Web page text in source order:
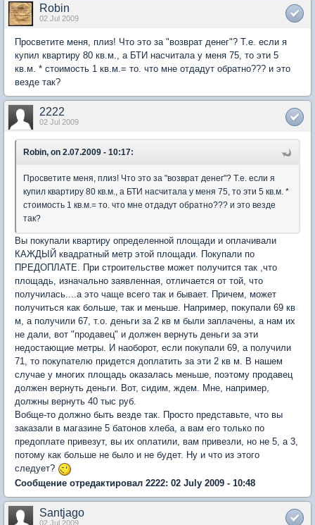
Robin
02 Jul 2009
Просветите меня, плиз! Что это за "возврат денег"? Т.е. если я
купил квартиру 80 кв.м., а БТИ насчитала у меня 75, то эти 5
кв.м. * стоимость 1 кв.м.= то. что мне отдадут обратно??? и это
везде так?
2222
02 Jul 2009
Robin, on 2.07.2009 - 10:17:
Просветите меня, плиз! Что это за "возврат денег"? Т.е. если я
купил квартиру 80 кв.м., а БТИ насчитала у меня 75, то эти 5 кв.м. *
стоимость 1 кв.м.= то. что мне отдадут обратно??? и это везде
так?
Вы покупали квартиру определенной площади и оплачивали
КАЖДЫЙ квадратный метр этой площади. Покупали по
ПРЕДОПЛАТЕ. При строительстве может получится так ,что
площадь, изначально заявленная, отличается от той, что
получилась....а это чаще всего так и бывает. Причем, может
получиться как больше, так и меньше. Например, покупали 69 кв
м, а получили 67, т.о. деньги за 2 кв м были заплачены, а нам их
не дали, вот "продавец" и должен вернуть деньги за эти
недостающие метры. И наоборот, если покупали 69, а получили
71, то покупателю придется доплатить за эти 2 кв м. В нашем
случае у многих площадь оказалась меньше, поэтому продавец
должен вернуть деньги. Вот, сидим, ждем. Мне, например,
должны вернуть 40 тыс руб.
Вобще-то должно быть везде так. Просто представьте, что вы
заказали в магазине 5 батонов хлеба, а вам его только по
предоплате привезут, вы их оплатили, вам привезли, но не 5, а 3,
потому как больше не было и не будет. Ну и что из этого
следует?
Сообщение отредактировал 2222: 02 July 2009 - 10:48
Santjago
02 Jul 2009